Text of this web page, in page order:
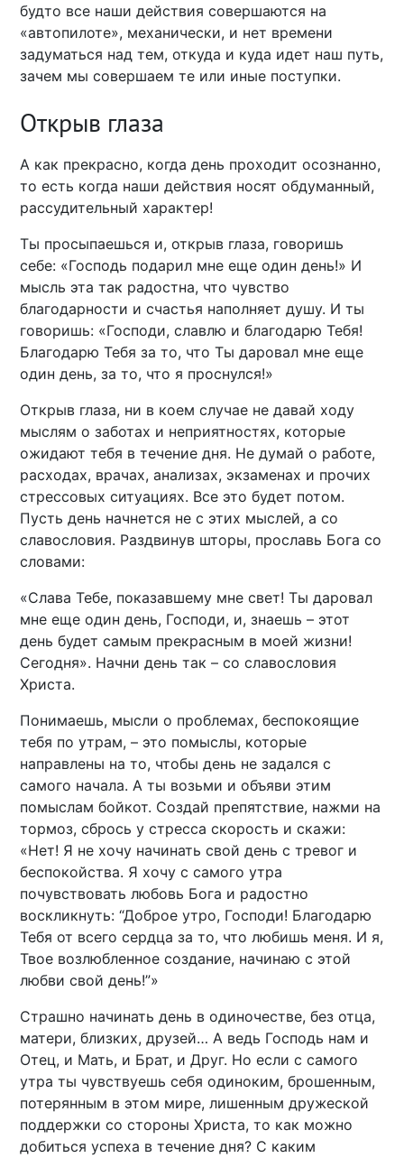
будто все наши действия совершаются на
«автопилоте», механически, и нет времени
задуматься над тем, откуда и куда идет наш путь,
зачем мы совершаем те или иные поступки.
Открыв глаза
А как прекрасно, когда день проходит осознанно,
то есть когда наши действия носят обдуманный,
рассудительный характер!
Ты просыпаешься и, открыв глаза, говоришь
себе: «Господь подарил мне еще один день!» И
мысль эта так радостна, что чувство
благодарности и счастья наполняет душу. И ты
говоришь: «Господи, славлю и благодарю Тебя!
Благодарю Тебя за то, что Ты даровал мне еще
один день, за то, что я проснулся!»
Открыв глаза, ни в коем случае не давай ходу
мыслям о заботах и неприятностях, которые
ожидают тебя в течение дня. Не думай о работе,
расходах, врачах, анализах, экзаменах и прочих
стрессовых ситуациях. Все это будет потом.
Пусть день начнется не с этих мыслей, а со
славословия. Раздвинув шторы, прославь Бога со
словами:
«Слава Тебе, показавшему мне свет! Ты даровал
мне еще один день, Господи, и, знаешь – этот
день будет самым прекрасным в моей жизни!
Сегодня». Начни день так – со славословия
Христа.
Понимаешь, мысли о проблемах, беспокоящие
тебя по утрам, – это помыслы, которые
направлены на то, чтобы день не задался с
самого начала. А ты возьми и объяви этим
помыслам бойкот. Создай препятствие, нажми на
тормоз, сбрось у стресса скорость и скажи:
«Нет! Я не хочу начинать свой день с тревог и
беспокойства. Я хочу с самого утра
почувствовать любовь Бога и радостно
воскликнуть: “Доброе утро, Господи! Благодарю
Тебя от всего сердца за то, что любишь меня. И я,
Твое возлюбленное создание, начинаю с этой
любви свой день!”»
Страшно начинать день в одиночестве, без отца,
матери, близких, друзей… А ведь Господь нам и
Отец, и Мать, и Брат, и Друг. Но если с самого
утра ты чувствуешь себя одиноким, брошенным,
потерянным в этом мире, лишенным дружеской
поддержки со стороны Христа, то как можно
добиться успеха в течение дня? С каким